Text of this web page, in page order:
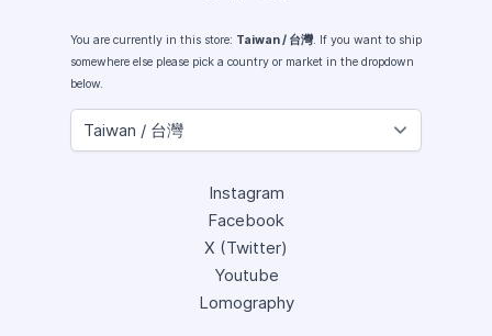
You are currently in this store: Taiwan / 台灣. If you want to ship
somewhere else please pick a country or market in the dropdown
below.
Instagram
Facebook
X (Twitter)
Youtube
Lomography